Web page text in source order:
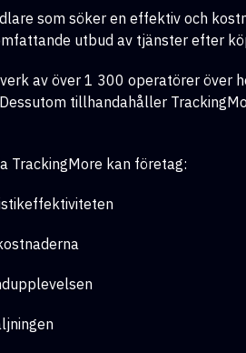
som söker en effektiv och
utbud av tjänster efter
av över 1 300 operatörer över
tillhandahåller
TrackingMore kan företag: